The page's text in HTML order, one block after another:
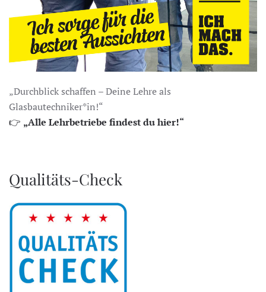
„Durchblick schaffen – Deine Lehre als
Glasbautechniker*in!“
👉 „Alle Lehrbetriebe findest du hier!“
Qualitäts-Check